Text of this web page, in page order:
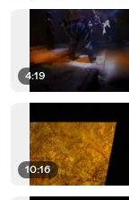
4:19
10:16